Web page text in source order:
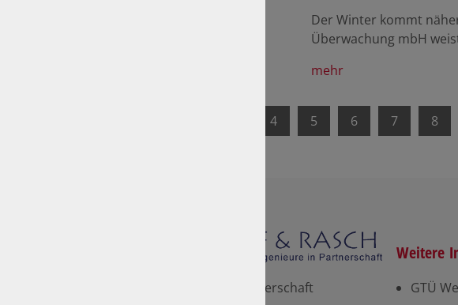
Der Winter kommt
Überwachung mbH
mehr
4 5 6 7 8
Zilch, Krapf & Rasch in Partnerschaft
Weitere
GTÜ